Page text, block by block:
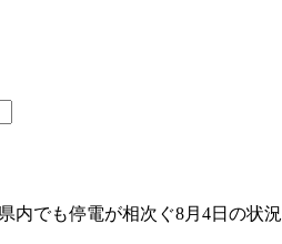
内でも停電が相次ぐ8月4日の状況